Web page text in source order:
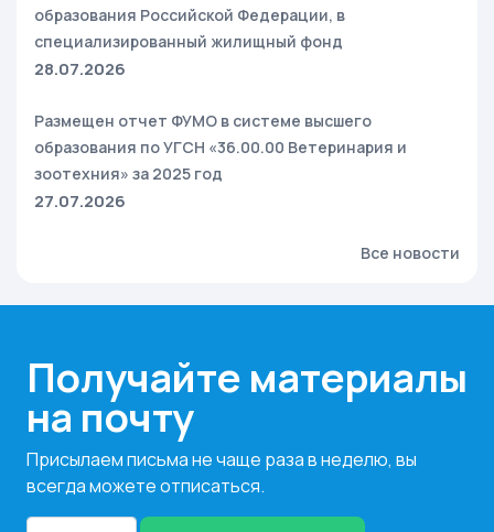
образования Российской Федерации, в
специализированный жилищный фонд
28.07.2026
Размещен отчет ФУМО в системе высшего
образования по УГСН «36.00.00 Ветеринария и
зоотехния» за 2025 год
27.07.2026
Все новости
Получайте материалы
на почту
Присылаем письма не чаще раза в неделю, вы
всегда можете отписаться.